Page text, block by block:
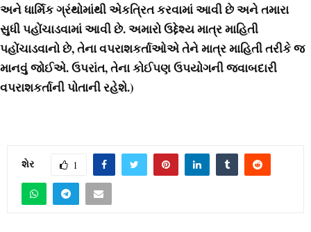
અને ધાર્મિક ગ્રંથોમાંથી એકત્રિત કરવામાં આવી છે અને તમારા
સુધી પહોંચાડવામાં આવી છે. અમારો ઉદ્દેશ્ય માત્ર માહિતી
પહોંચાડવાનો છે, તેના વપરાશકર્તાઓએ તેને માત્ર માહિતી તરીકે જ
માનવું જોઈએ. ઉપરાંત, તેના કોઈપણ ઉપયોગની જવાબદારી
વપરાશકર્તાની પોતાની રહેશે.)
શેર 1